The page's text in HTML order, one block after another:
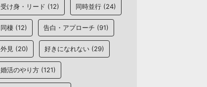
受け身・リード (12) 同時並行 (24)
同棲 (12) 告白・アプローチ (91)
外見 (20) 好きになれない (29)
婚活のやり方 (121)